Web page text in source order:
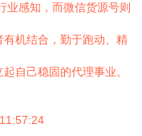
业感知，而微信货源号则
机结合，勤于跑动、精
自己稳固的代理事业。